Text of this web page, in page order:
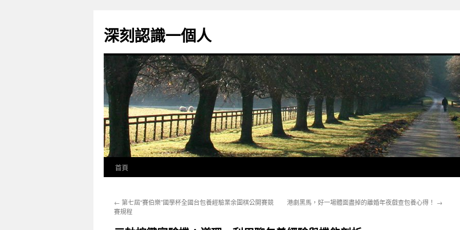
主
要
深刻認識一個人
首頁
← 第七屆“賽伯樂”國學杯全國台包養經驗業余圍棋公開賽競
賽規程
港劇黑馬，好一場體面盡掉的離婚年夜戲查包養心得！ →